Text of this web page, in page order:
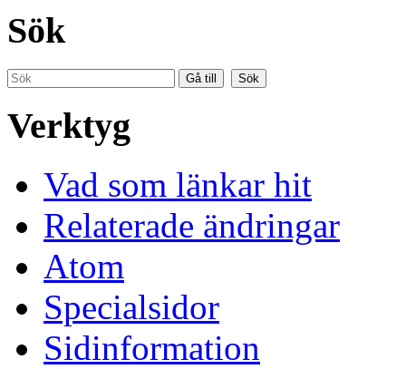
Sök
Verktyg
Vad som länkar hit
Relaterade ändringar
Atom
Specialsidor
Sidinformation